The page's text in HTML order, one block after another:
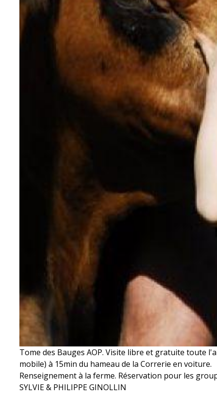
Tome des Bauges AOP. Visite libre et gratuite toute
mobile) à 15min du hameau de la Correrie en voiture.
Renseignement à la ferme. Réservation pour les
SYLVIE & PHILIPPE GINOLLIN